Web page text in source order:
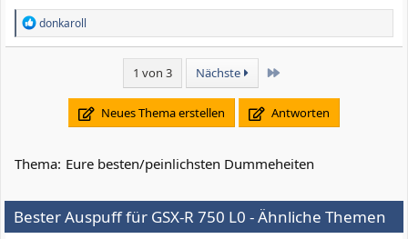
R
e
a
:
donkaroll
1 von 3 Nächste Letzte
Neues Thema erstellen Antworten
Thema: Eure besten/peinlichsten Dummeheiten
Bester Auspuff für GSX-R 750 L0 - Ähnliche Themen